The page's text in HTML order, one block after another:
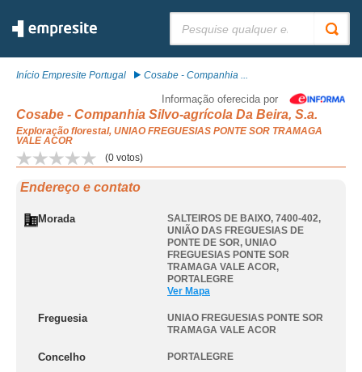
Início Empresite Portugal Cosabe - Companhia ...
Informação oferecida por
Cosabe - Companhia Silvo-agrícola Da Beira, S.a.
Exploração florestal, UNIAO FREGUESIAS PONTE SOR TRAMAGA
VALE ACOR
(0 votos)
Endereço e contato
Morada
SALTEIROS DE BAIXO, 7400-402,
UNIÃO DAS FREGUESIAS DE
PONTE DE SOR, UNIAO
FREGUESIAS PONTE SOR
TRAMAGA VALE ACOR,
PORTALEGRE
Ver Mapa
Freguesia
UNIAO FREGUESIAS PONTE SOR
TRAMAGA VALE ACOR
Concelho PORTALEGRE